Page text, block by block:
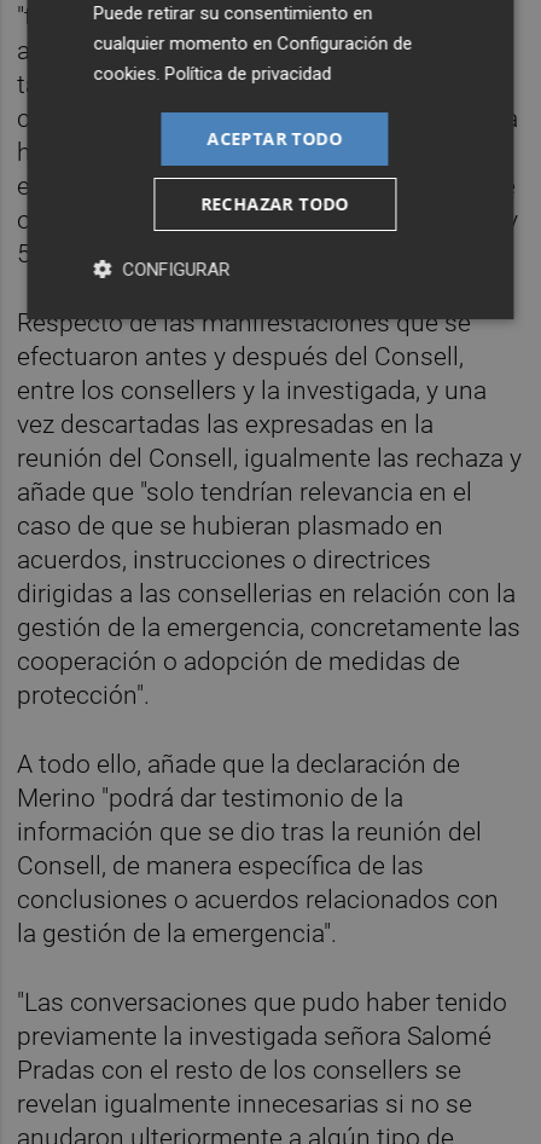
"tendrán carácter reservado hasta que se
adopte acuerdo sobre los mismos". Por
tanto, mantiene que "no se puede en
consecuencia indagar sobre lo que se pueda
haber deliberado, comentado o transmitido
en el seno de la reunión del Consell de 29 de
octubre de 2024" porque "lo proscribe" la Ley
5/1983 de 30 de diciembre.
Respecto de las manifestaciones que se
efectuaron antes y después del Consell,
entre los consellers y la investigada, y una
vez descartadas las expresadas en la
reunión del Consell, igualmente las rechaza y
añade que "solo tendrían relevancia en el
caso de que se hubieran plasmado en
acuerdos, instrucciones o directrices
dirigidas a las consellerias en relación con la
gestión de la emergencia, concretamente las
cooperación o adopción de medidas de
protección".
A todo ello, añade que la declaración de
Merino "podrá dar testimonio de la
información que se dio tras la reunión del
Consell, de manera específica de las
conclusiones o acuerdos relacionados con
la gestión de la emergencia".
"Las conversaciones que pudo haber tenido
previamente la investigada señora Salomé
Pradas con el resto de los consellers se
revelan igualmente innecesarias si no se
anudaron ulteriormente a algún tipo de
Puede retirar su consentimiento en
cualquier momento enConfiguración de
cookies .Política de privacidad
ACEPTAR TODO
RECHAZAR TODO
CONFIGURAR